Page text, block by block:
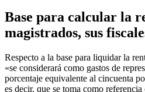
Base para calcular la
magistrados, sus
Respecto a la base para liquidar la
«se considerará como gastos de
porcentaje equivalente al cincuenta
es decir, que se toma como